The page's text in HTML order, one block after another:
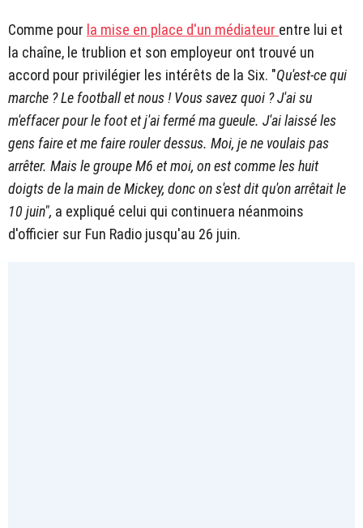
Comme pour la mise en place d'un médiateur entre lui et
la chaîne, le trublion et son employeur ont trouvé un
accord pour privilégier les intérêts de la Six. "Qu'est-ce qui
marche ? Le football et nous ! Vous savez quoi ? J'ai su
m'effacer pour le foot et j'ai fermé ma gueule. J'ai laissé les
gens faire et me faire rouler dessus. Moi, je ne voulais pas
arrêter. Mais le groupe M6 et moi, on est comme les huit
doigts de la main de Mickey, donc on s'est dit qu'on arrêtait le
10 juin", a expliqué celui qui continuera néanmoins
d'officier sur Fun Radio jusqu'au 26 juin.